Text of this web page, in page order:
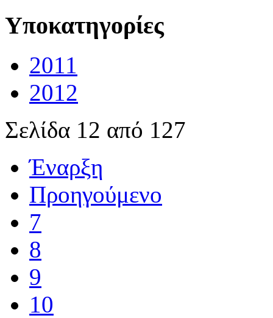
Υποκατηγορίες
2011
2012
Σελίδα 12 από 127
Έναρξη
Προηγούμενο
7
8
9
10